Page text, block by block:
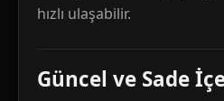
hızlı ulaşabilir.
Güncel ve Sade